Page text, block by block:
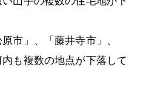
市」、「藤井寺市」、
内も複数の地点が下落して